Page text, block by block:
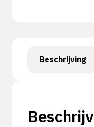
Beschrijving